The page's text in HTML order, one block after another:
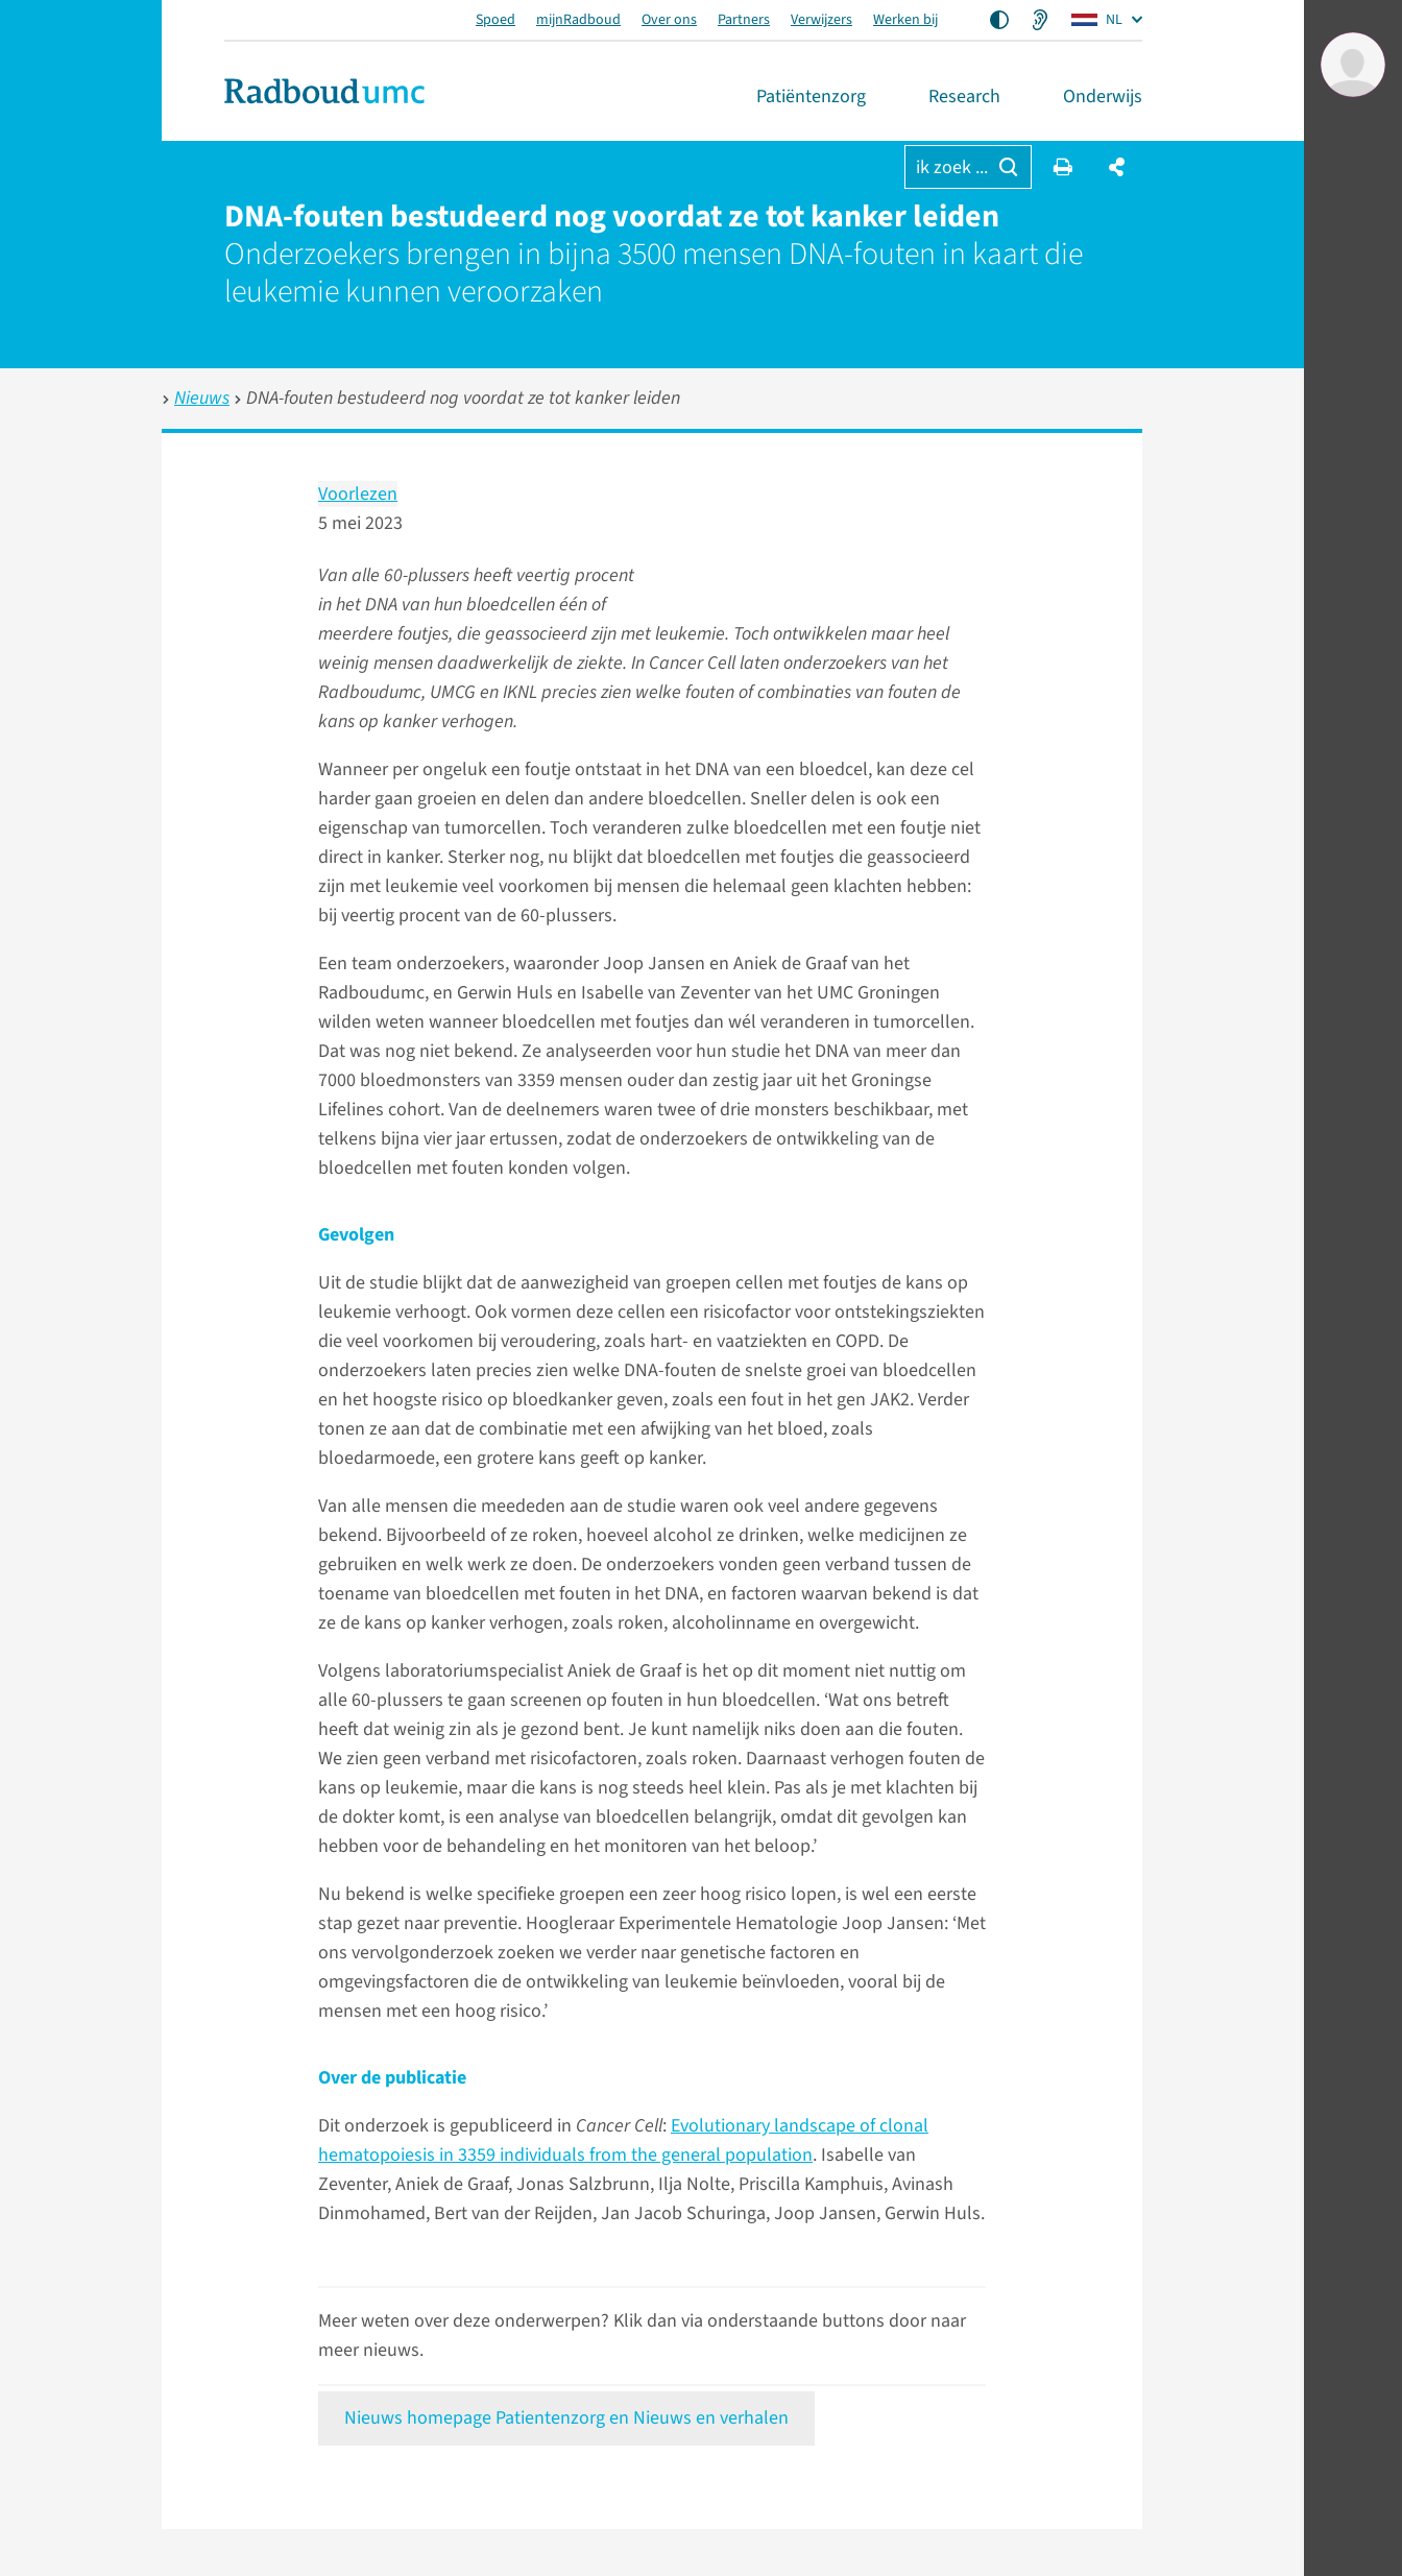
Spoed mijnRadboud Over ons Partners Verwijzers Werken bij NL
Patiëntenzorg Research Onderwijs
ik zoek ...
DNA-fouten bestudeerd nog voordat ze tot kanker leiden
Onderzoekers brengen in bijna 3500 mensen DNA-fouten in kaart die
leukemie kunnen veroorzaken
Nieuws DNA-fouten bestudeerd nog voordat ze tot kanker leiden
Voorlezen
5 mei 2023
Van alle 60-plussers heeft veertig procent
in het DNA van hun bloedcellen één of
meerdere foutjes, die geassocieerd zijn met leukemie. Toch ontwikkelen maar heel
weinig mensen daadwerkelijk de ziekte. In Cancer Cell laten onderzoekers van het
Radboudumc, UMCG en IKNL precies zien welke fouten of combinaties van fouten de
kans op kanker verhogen.
Wanneer per ongeluk een foutje ontstaat in het DNA van een bloedcel, kan deze cel
harder gaan groeien en delen dan andere bloedcellen. Sneller delen is ook een
eigenschap van tumorcellen. Toch veranderen zulke bloedcellen met een foutje niet
direct in kanker. Sterker nog, nu blijkt dat bloedcellen met foutjes die geassocieerd
zijn met leukemie veel voorkomen bij mensen die helemaal geen klachten hebben:
bij veertig procent van de 60-plussers.
Een team onderzoekers, waaronder Joop Jansen en Aniek de Graaf van het
Radboudumc, en Gerwin Huls en Isabelle van Zeventer van het UMC Groningen
wilden weten wanneer bloedcellen met foutjes dan wél veranderen in tumorcellen.
Dat was nog niet bekend. Ze analyseerden voor hun studie het DNA van meer dan
7000 bloedmonsters van 3359 mensen ouder dan zestig jaar uit het Groningse
Lifelines cohort. Van de deelnemers waren twee of drie monsters beschikbaar, met
telkens bijna vier jaar ertussen, zodat de onderzoekers de ontwikkeling van de
bloedcellen met fouten konden volgen.
Gevolgen
Uit de studie blijkt dat de aanwezigheid van groepen cellen met foutjes de kans op
leukemie verhoogt. Ook vormen deze cellen een risicofactor voor ontstekingsziekten
die veel voorkomen bij veroudering, zoals hart- en vaatziekten en COPD. De
onderzoekers laten precies zien welke DNA-fouten de snelste groei van bloedcellen
en het hoogste risico op bloedkanker geven, zoals een fout in het gen JAK2. Verder
tonen ze aan dat de combinatie met een afwijking van het bloed, zoals
bloedarmoede, een grotere kans geeft op kanker.
Van alle mensen die meededen aan de studie waren ook veel andere gegevens
bekend. Bijvoorbeeld of ze roken, hoeveel alcohol ze drinken, welke medicijnen ze
gebruiken en welk werk ze doen. De onderzoekers vonden geen verband tussen de
toename van bloedcellen met fouten in het DNA, en factoren waarvan bekend is dat
ze de kans op kanker verhogen, zoals roken, alcoholinname en overgewicht.
Volgens laboratoriumspecialist Aniek de Graaf is het op dit moment niet nuttig om
alle 60-plussers te gaan screenen op fouten in hun bloedcellen. ‘Wat ons betreft
heeft dat weinig zin als je gezond bent. Je kunt namelijk niks doen aan die fouten.
We zien geen verband met risicofactoren, zoals roken. Daarnaast verhogen fouten de
kans op leukemie, maar die kans is nog steeds heel klein. Pas als je met klachten bij
de dokter komt, is een analyse van bloedcellen belangrijk, omdat dit gevolgen kan
hebben voor de behandeling en het monitoren van het beloop.’
Nu bekend is welke specifieke groepen een zeer hoog risico lopen, is wel een eerste
stap gezet naar preventie. Hoogleraar Experimentele Hematologie Joop Jansen: ‘Met
ons vervolgonderzoek zoeken we verder naar genetische factoren en
omgevingsfactoren die de ontwikkeling van leukemie beïnvloeden, vooral bij de
mensen met een hoog risico.’
Over de publicatie
Dit onderzoek is gepubliceerd in Cancer Cell:Evolutionary landscape of clonal
hematopoiesis in 3359 individuals from the general population. Isabelle van
Zeventer, Aniek de Graaf, Jonas Salzbrunn, Ilja Nolte, Priscilla Kamphuis, Avinash
Dinmohamed, Bert van der Reijden, Jan Jacob Schuringa, Joop Jansen, Gerwin Huls.
Meer weten over deze onderwerpen? Klik dan via onderstaande buttons door naar
meer nieuws.
Nieuws homepage Patientenzorg en Nieuws en verhalen